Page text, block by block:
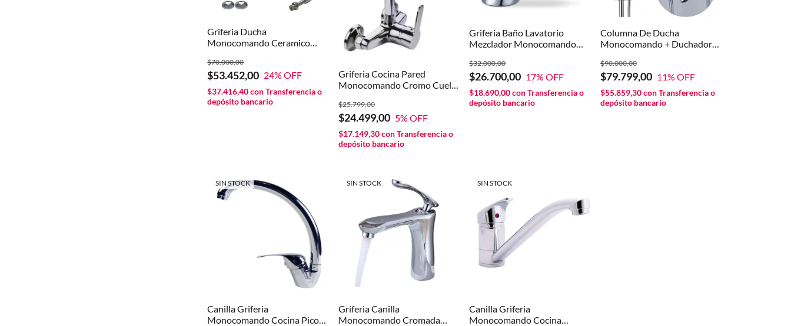
Griferia Ducha
Monocomando Ceramico
Acabado Cromado Color
Plateado
$53.452,00
$70.000,00
24% OFF
$37.416,40conTransferencia o
depósito bancario
Griferia Cocina Pared
Monocomando Cromo Cuello
Color Plateado
$24.499,00
$25.799,00
5% OFF
$17.149,30conTransferencia o
depósito bancario
Griferia Baño Lavatorio
Mezclador Monocomando
Color Cromado
$26.700,00
$32.000,00
17% OFF
$18.690,00conTransferencia o
depósito bancario
Columna De Ducha
Monocomando + Duchador
$79.799,00
$90.000,00
11% OFF
$55.859,30con Transferencia o
depósito bancario
SIN STOCK
Canilla Griferia
Monocomando Cocina Pico
SIN STOCK
Griferia Canilla
Monocomando Cromada
SIN STOCK
Canilla Griferia
Monocomando Cocina